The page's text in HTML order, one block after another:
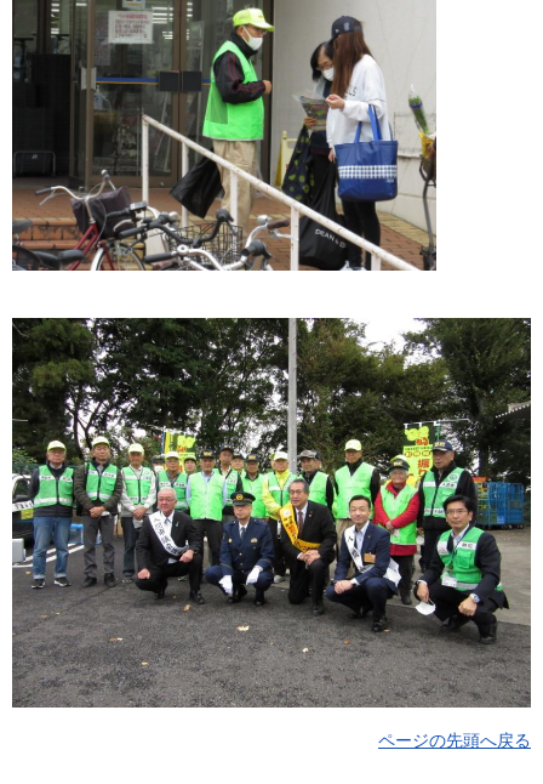
ページの先頭へ戻る